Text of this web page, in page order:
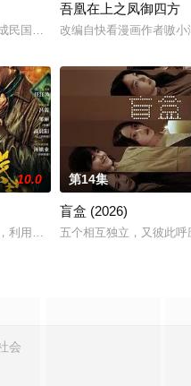
民国少夫人苏沐晚，醒来，却是
吾凰在上之凤御四方
改编自快看漫画作者嗷
10.0
利用顾炎女儿奴的属性，请求老
第14集
盲盒 (2026)
五个相互独立，又彼此呼